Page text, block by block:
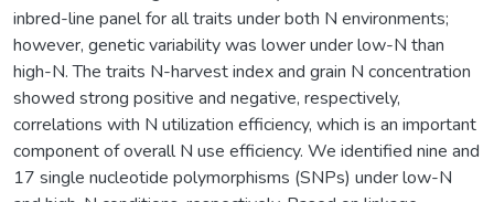
inbred-line panel for all traits under both N environments;
however, genetic variability was lower under low-N than
high-N. The traits N-harvest index and grain N concentration
showed strong positive and negative, respectively,
correlations with N utilization efficiency, which is an important
component of overall N use efficiency. We identified nine and
17 single nucleotide polymorphisms (SNPs) under low-N